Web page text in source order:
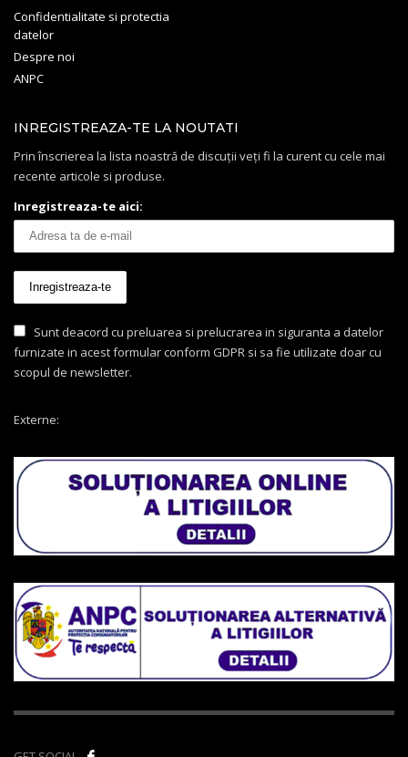
Confidentialitate si protectia
datelor
Despre noi
ANPC
INREGISTREAZA-TE LA NOUTATI
Prin înscrierea la lista noastră de discuții veți fi la curent cu cele mai
recente articole si produse.
Inregistreaza-te aici:
Sunt deacord cu preluarea si prelucrarea in siguranta a datelor
furnizate in acest formular conform GDPR si sa fie utilizate doar cu
scopul de newsletter.
Externe: